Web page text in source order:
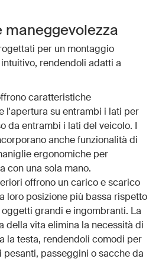
per un montaggio
rendendoli adatti a
caratteristiche
l'apertura su entrambi i lati per
da entrambi i lati del veicolo. I
anche funzionalità di
ergonomiche per
con una sola mano.
offrono un carico e scarico
loro posizione più bassa rispetto
grandi e ingombranti. La
della vita elimina la necessità di
la testa, rendendoli comodi per
passeggini o sacche da